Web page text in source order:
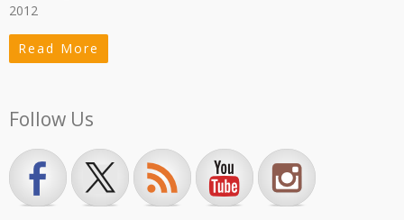
2012
Read More
Follow Us